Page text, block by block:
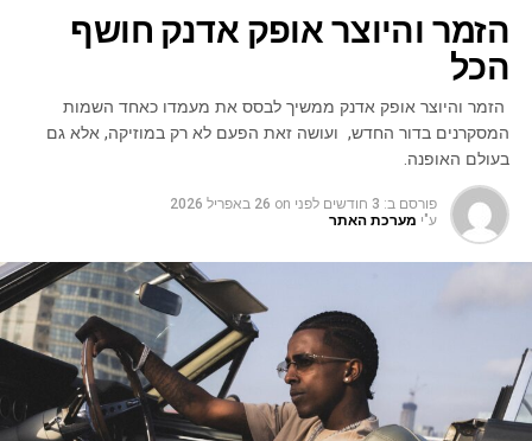
הזמר והיוצר אופק אדנק חושף
הכל
הזמר והיוצר אופק אדנק ממשיך לבסס את מעמדו כאחד השמות
המסקרנים בדור החדש, ועושה זאת הפעם לא רק במוזיקה, אלא גם
בעולם האופנה.
פורסם ב: 3 חודשים לפני on 26 באפריל 2026
ע"י מערכת האתר